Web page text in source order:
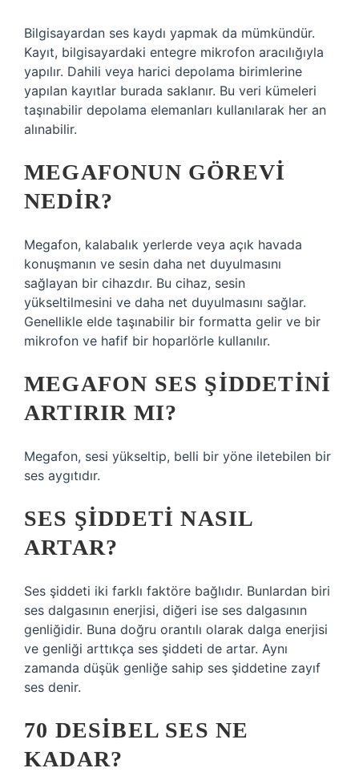
Bilgisayardan ses kaydı yapmak da mümkündür.
Kayıt, bilgisayardaki entegre mikrofon aracılığıyla
yapılır. Dahili veya harici depolama birimlerine
yapılan kayıtlar burada saklanır. Bu veri kümeleri
taşınabilir depolama elemanları kullanılarak her an
alınabilir.
MEGAFONUN GÖREVI
NEDIR?
Megafon, kalabalık yerlerde veya açık havada
konuşmanın ve sesin daha net duyulmasını
sağlayan bir cihazdır. Bu cihaz, sesin
yükseltilmesini ve daha net duyulmasını sağlar.
Genellikle elde taşınabilir bir formatta gelir ve bir
mikrofon ve hafif bir hoparlörle kullanılır.
MEGAFON SES ŞIDDETINI
ARTIRIR MI?
Megafon, sesi yükseltip, belli bir yöne iletebilen bir
ses aygıtıdır.
SES ŞIDDETI NASIL
ARTAR?
Ses şiddeti iki farklı faktöre bağlıdır. Bunlardan biri
ses dalgasının enerjisi, diğeri ise ses dalgasının
genliğidir. Buna doğru orantılı olarak dalga enerjisi
ve genliği arttıkça ses şiddeti de artar. Aynı
zamanda düşük genliğe sahip ses şiddetine zayıf
ses denir.
70 DESIBEL SES NE
KADAR?